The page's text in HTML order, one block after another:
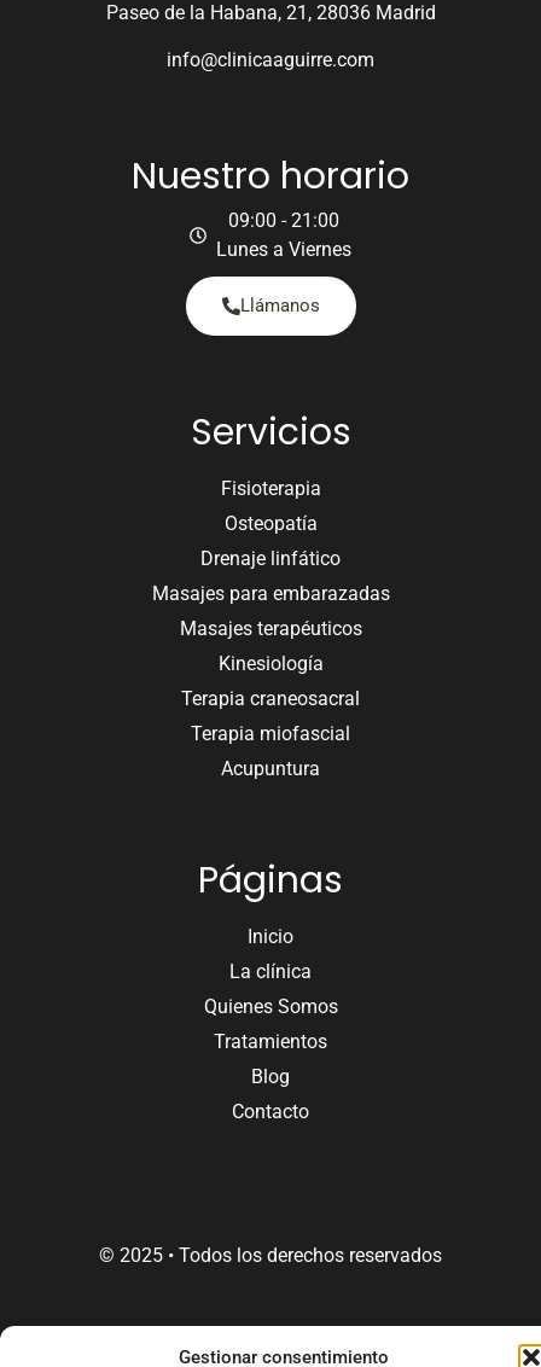
Gestionar consentimiento
Paseo de la Habana, 21, 28036 Madrid
info@clinicaaguirre.com
Nuestro horario
09:00 - 21:00
Lunes a Viernes
Llámanos
Servicios
Fisioterapia
Osteopatía
Drenaje linfático
Masajes para embarazadas
Masajes terapéuticos
Kinesiología
Terapia craneosacral
Terapia miofascial
Acupuntura
Páginas
Inicio
La clínica
Quienes Somos
Tratamientos
Blog
Contacto
© 2025 • Todos los derechos reservados